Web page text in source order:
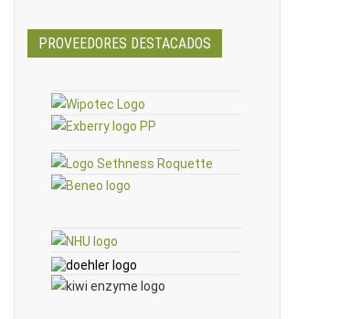
PROVEEDORES DESTACADOS